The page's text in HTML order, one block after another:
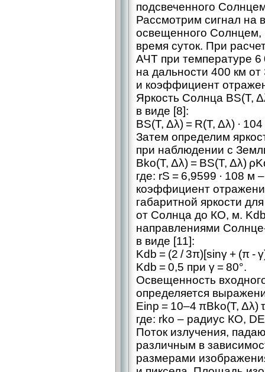
подсвеченного
Рассмотрим сигнал на
освещенного Солнцем,
время суток. При
АЧТ при температуре
на дальности 400 км
и коэффициент
Яркость Солнца BS(T,
в виде [8]:
BS(T, Δλ) = R(T, Δλ) ·
Затем определим
при наблюдении с
Bko(T, Δλ) = BS(T, Δλ)
где: rS = 6,9599 · 108 м
коэффициент
габаритной яркости
от Солнца до КО, м.
направлениями
в виде [11]:
Kdb = (2 / 3π)[sinγ + (π -
Kdb = 0,5 при γ = 80°.
Освещенность
определяется
Еinp = 10–4 πBko(T, Δλ)
где: rko – радиус КО,
Поток излучения,
различным в
размерами